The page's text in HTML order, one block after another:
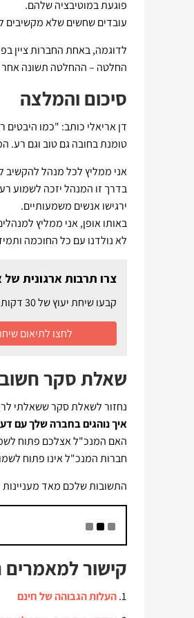
פוגעת במוטיבציה שלהם.
עובדים שחשים שלא מקשיבים
לדוגמה, באחת החברות ציין
החלטה – ההחלטה תשונה אחר
סיכום והמלצה
דן אריאלי כותב: "כמו היבטים
טומנת בחובה גם טוב וגם רע.
אני ממליץ לכל מנהל להקשיב
בדרך זו המנהל יזכה לשמוע
ירגישו אנשים משמעותיים.
באותו אופן, אני ממליץ
לא נולדנו עם כל החוכמה
צרו תרבות ארגונית של
קבעו שיחת יעוץ של 30 דקות ללא תשלום וצרו תרבות ארגונית מנצחת שמובילה לאיכות גבוהה ושיפור מתמיד
לחצו לתיאום
שאלת סקר
נחזור לשאלת סקר ששאלתי
איך נוהגים בחברה שלך עם
האם המנכ"ל אצלכם פתוח
חברות המנכ"ל אינו פתוח
התשובות שלכם מאד מעניינות
קישור למאמרים
העלות הגבוהה של חינם